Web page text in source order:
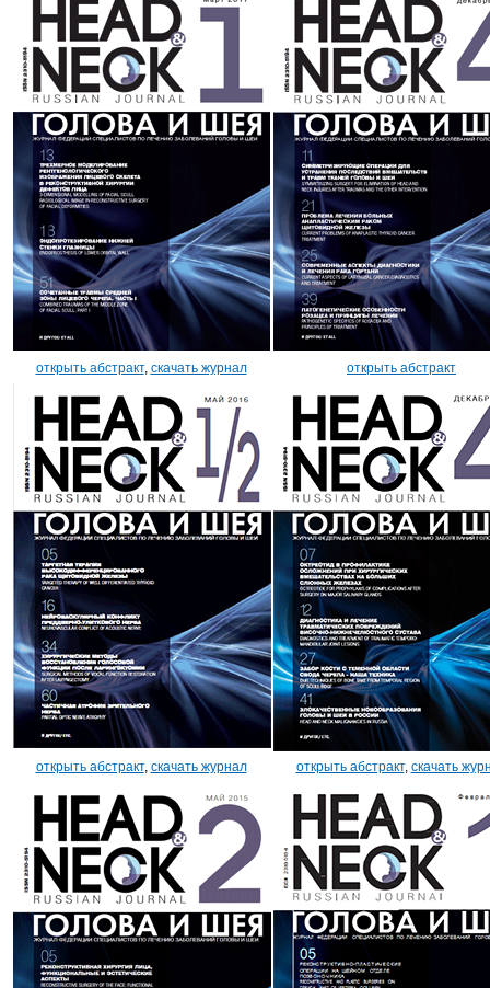
открыть абстракт, скачать журнал открыть абстракт
открыть абстракт, скачать журнал открыть абстракт, скачать